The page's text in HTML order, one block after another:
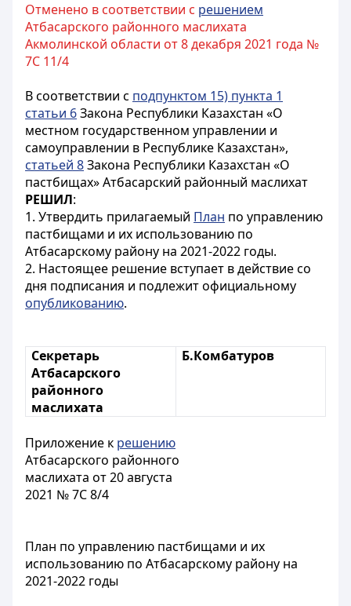
Отменено в соответствии с решением
Атбасарского районного маслихата
Акмолинской области от 8 декабря 2021 года №
7С 11/4
Всоответствии с подпунктом 15) пункта 1
статьи 6Закона Республики Казахстан «О
местном государственном управлении и
самоуправлении в Республике Казахстан»,
статьей 8Закона Республики Казахстан «О
пастбищах» Атбасарский районный маслихат
РЕШИЛ:
1. Утвердить прилагаемый План по управлению
пастбищами и их использованию по
Атбасарскому району на 2021-2022 годы.
2. Настоящее решение вступает в действие со
дня подписания и подлежит официальному
опубликованию.
Секретарь
Атбасарского
районного
маслихата
Б.Комбатуров
Приложение к решению
Атбасарского районного
маслихата от 20 августа
2021 № 7С 8/4
План по управлению пастбищами и их
использованию по Атбасарскому району на
2021-2022 годы